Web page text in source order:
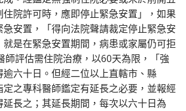
住院許可時，應即停止緊急安置」，如果
安置，「得向法院聲請裁定停止緊急安
是在緊急安置期間，病患或家屬仍可拒
師評估需住院治療，以60天為限，「強
六十日。但經二位以上直轄市、縣
定之專科醫師鑑定有延長之必要，並報經
長之；其延長期間，每次以六十日為